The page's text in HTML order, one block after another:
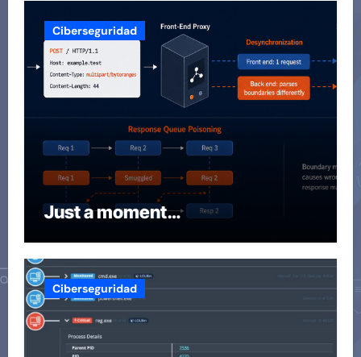
Ciberseguridad
Just a moment…
Ciberseguridad